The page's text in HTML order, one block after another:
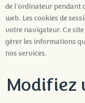
de l'ordinateur pendant
web. Les cookies de
votre navigateur. Ce
gérer les informations
nos services.
Modifiez